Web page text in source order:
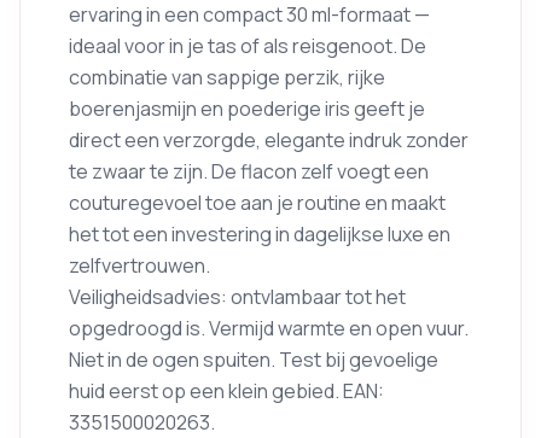
ervaring in een compact 30 ml-formaat —
ideaal voor in je tas of als reisgenoot. De
combinatie van sappige perzik, rijke
boerenjasmijn en poederige iris geeft je
direct een verzorgde, elegante indruk zonder
te zwaar te zijn. De flacon zelf voegt een
couturegevoel toe aan je routine en maakt
het tot een investering in dagelijkse luxe en
zelfvertrouwen.
Veiligheidsadvies: ontvlambaar tot het
opgedroogd is. Vermijd warmte en open vuur.
Niet in de ogen spuiten. Test bij gevoelige
huid eerst op een klein gebied. EAN:
3351500020263.